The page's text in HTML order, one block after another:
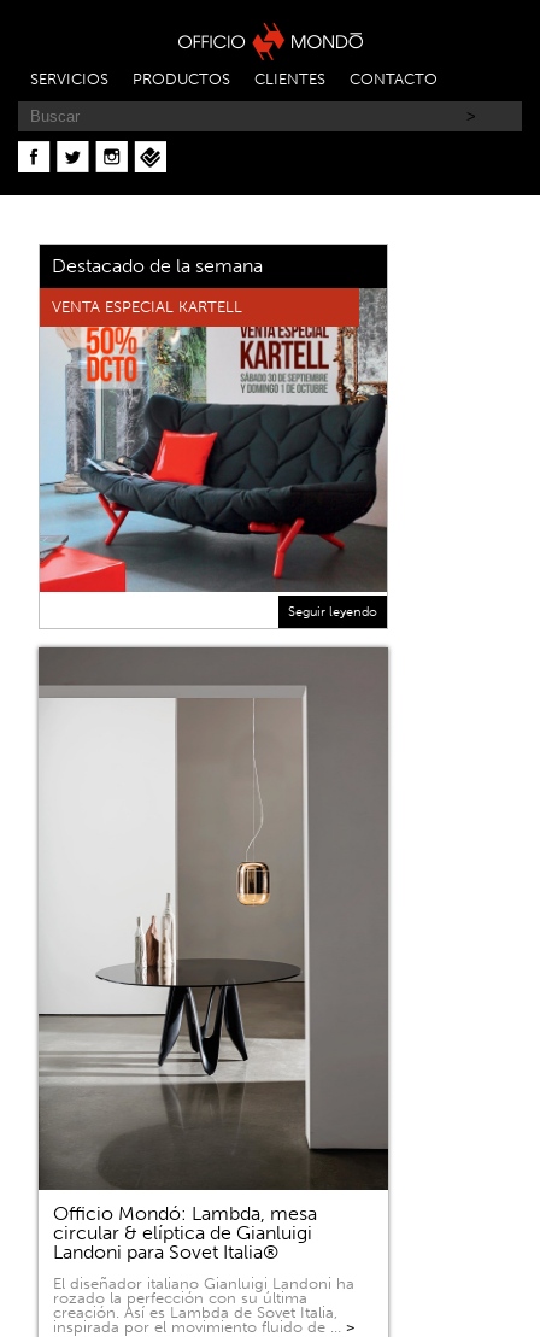
SERVICIOS PRODUCTOS CLIENTES CONTACTO
Destacado de la semana
VENTA ESPECIAL KARTELL
Seguir leyendo
Officio Mondó: Lambda, mesa
circular & elíptica de Gianluigi
Landoni para Sovet Italia®
El diseñador italiano Gianluigi Landoni ha
rozado la perfección con su última
creación. Así es Lambda de Sovet Italia,
inspirada por el movimiento fluido de … >